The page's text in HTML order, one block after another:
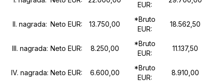
EUR:
II. nagrada: Neto EUR: 13.750,00
*Bruto
EUR:
18.562,50
III. nagrada: Neto EUR: 8.250,00
*Bruto
EUR:
11.137,50
IV. nagrada: Neto EUR: 6.600,00
*Bruto
EUR:
8.910,00